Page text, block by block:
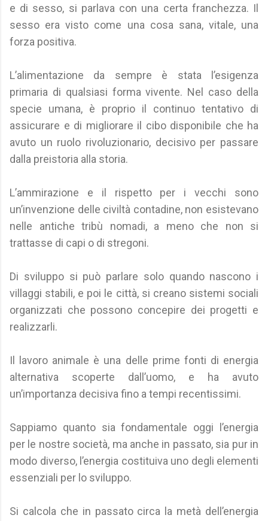
e di sesso, si parlava con una certa franchezza. Il
sesso era visto come una cosa sana, vitale, una
forza positiva.
L’alimentazione da sempre è stata l’esigenza
primaria di qualsiasi forma vivente. Nel caso della
specie umana, è proprio il continuo tentativo di
assicurare e di migliorare il cibo disponibile che ha
avuto un ruolo rivoluzionario, decisivo per passare
dalla preistoria alla storia.
L’ammirazione e il rispetto per i vecchi sono
un’invenzione delle civiltà contadine, non esistevano
nelle antiche tribù nomadi, a meno che non si
trattasse di capi o di stregoni.
Di sviluppo si può parlare solo quando nascono i
villaggi stabili, e poi le città, si creano sistemi sociali
organizzati che possono concepire dei progetti e
realizzarli.
Il lavoro animale è una delle prime fonti di energia
alternativa scoperte dall’uomo, e ha avuto
un’importanza decisiva fino a tempi recentissimi.
Sappiamo quanto sia fondamentale oggi l’energia
per le nostre società, ma anche in passato, sia pur in
modo diverso, l’energia costituiva uno degli elementi
essenziali per lo sviluppo.
Si calcola che in passato circa la metà dell’energia